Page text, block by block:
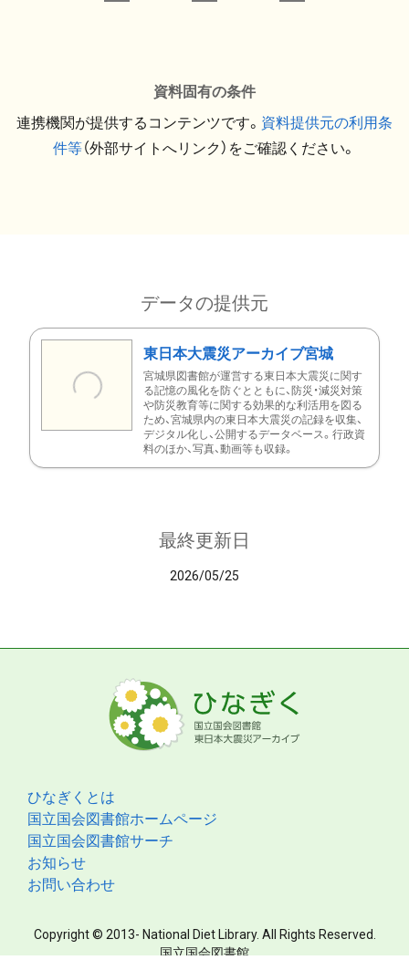
資料固有の条件
連携機関が提供するコンテンツです。 資料提供元の利用条
件等（外部サイトへリンク）をご確認ください。
データの提供元
東日本大震災アーカイブ宮城
宮城県図書館が運営する東日本大震災に関す
る記憶の風化を防ぐとともに、防災・減災対策
や防災教育等に関する効果的な利活用を図る
ため、宮城県内の東日本大震災の記録を収集、
デジタル化し、公開するデータベース。行政資
料のほか、写真、動画等も収録。
最終更新日
2026/05/25
ひなぎくとは
国立国会図書館ホームページ
国立国会図書館サーチ
お知らせ
お問い合わせ
Copyright © 2013- National Diet Library. All Rights Reserved.